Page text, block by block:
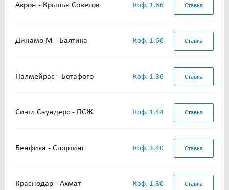
Акрон - Крылья Советов Коф. 1.66 Ставка
Динамо М - Балтика Коф. 1.60 Ставка
Палмейрас - Ботафого Коф. 1.86 Ставка
Сиэтл Саундерс - ПСЖ Коф. 1.44 Ставка
Бенфика - Спортинг Коф. 3.40 Ставка
Краснодар - Ахмат Коф. 1.80 Ставка